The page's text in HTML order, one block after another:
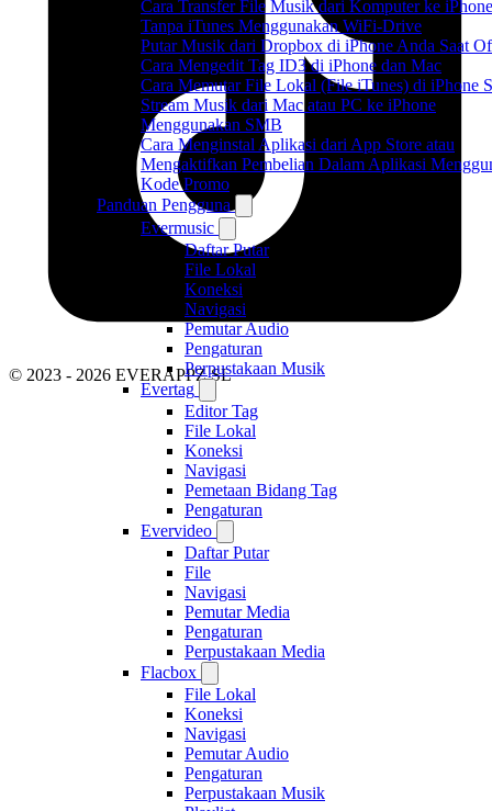
Cara Transfer File Musik dari Komputer ke iPhone
Tanpa iTunes Menggunakan WiFi-Drive
Putar Musik dari Dropbox di iPhone Anda Saat
Cara Mengedit Tag ID3 di iPhone dan Mac
Cara Memutar File Lokal (File iTunes) di iPhone
Stream Musik dari Mac atau PC ke iPhone
Menggunakan SMB
Cara Menginstal Aplikasi dari App Store atau
Mengaktifkan Pembelian Dalam Aplikasi
Kode Promo
Panduan Pengguna
Evermusic
Daftar Putar
File Lokal
Koneksi
Navigasi
Pemutar Audio
Pengaturan
Perpustakaan Musik
Evertag
Editor Tag
File Lokal
Koneksi
Navigasi
Pemetaan Bidang Tag
Pengaturan
Evervideo
Daftar Putar
File
Navigasi
Pemutar Media
Pengaturan
Perpustakaan Media
Flacbox
File Lokal
Koneksi
Navigasi
Pemutar Audio
Pengaturan
Perpustakaan Musik
© 2023 - 2026 EVERAPPZ SL